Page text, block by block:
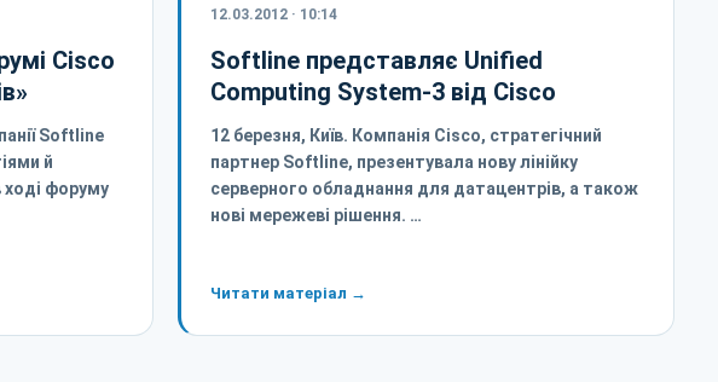
Cisco
Softline
й
ході форуму
12.03.2012 · 10:14
Softline представляє Unified
Computing System-3 від Cisco
12 березня, Київ. Компанія Cisco, стратегічний
партнер Softline, презентувала нову лінійку
серверного обладнання для датацентрів, а також
нові мережеві рішення. …
Читати матеріал →